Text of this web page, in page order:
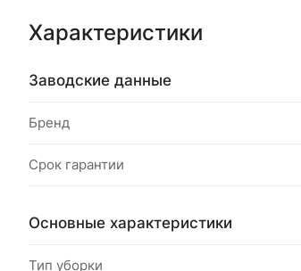
Характеристики
Заводские данные
Бренд
Срок гарантии
Основные характеристики
Тип уборки